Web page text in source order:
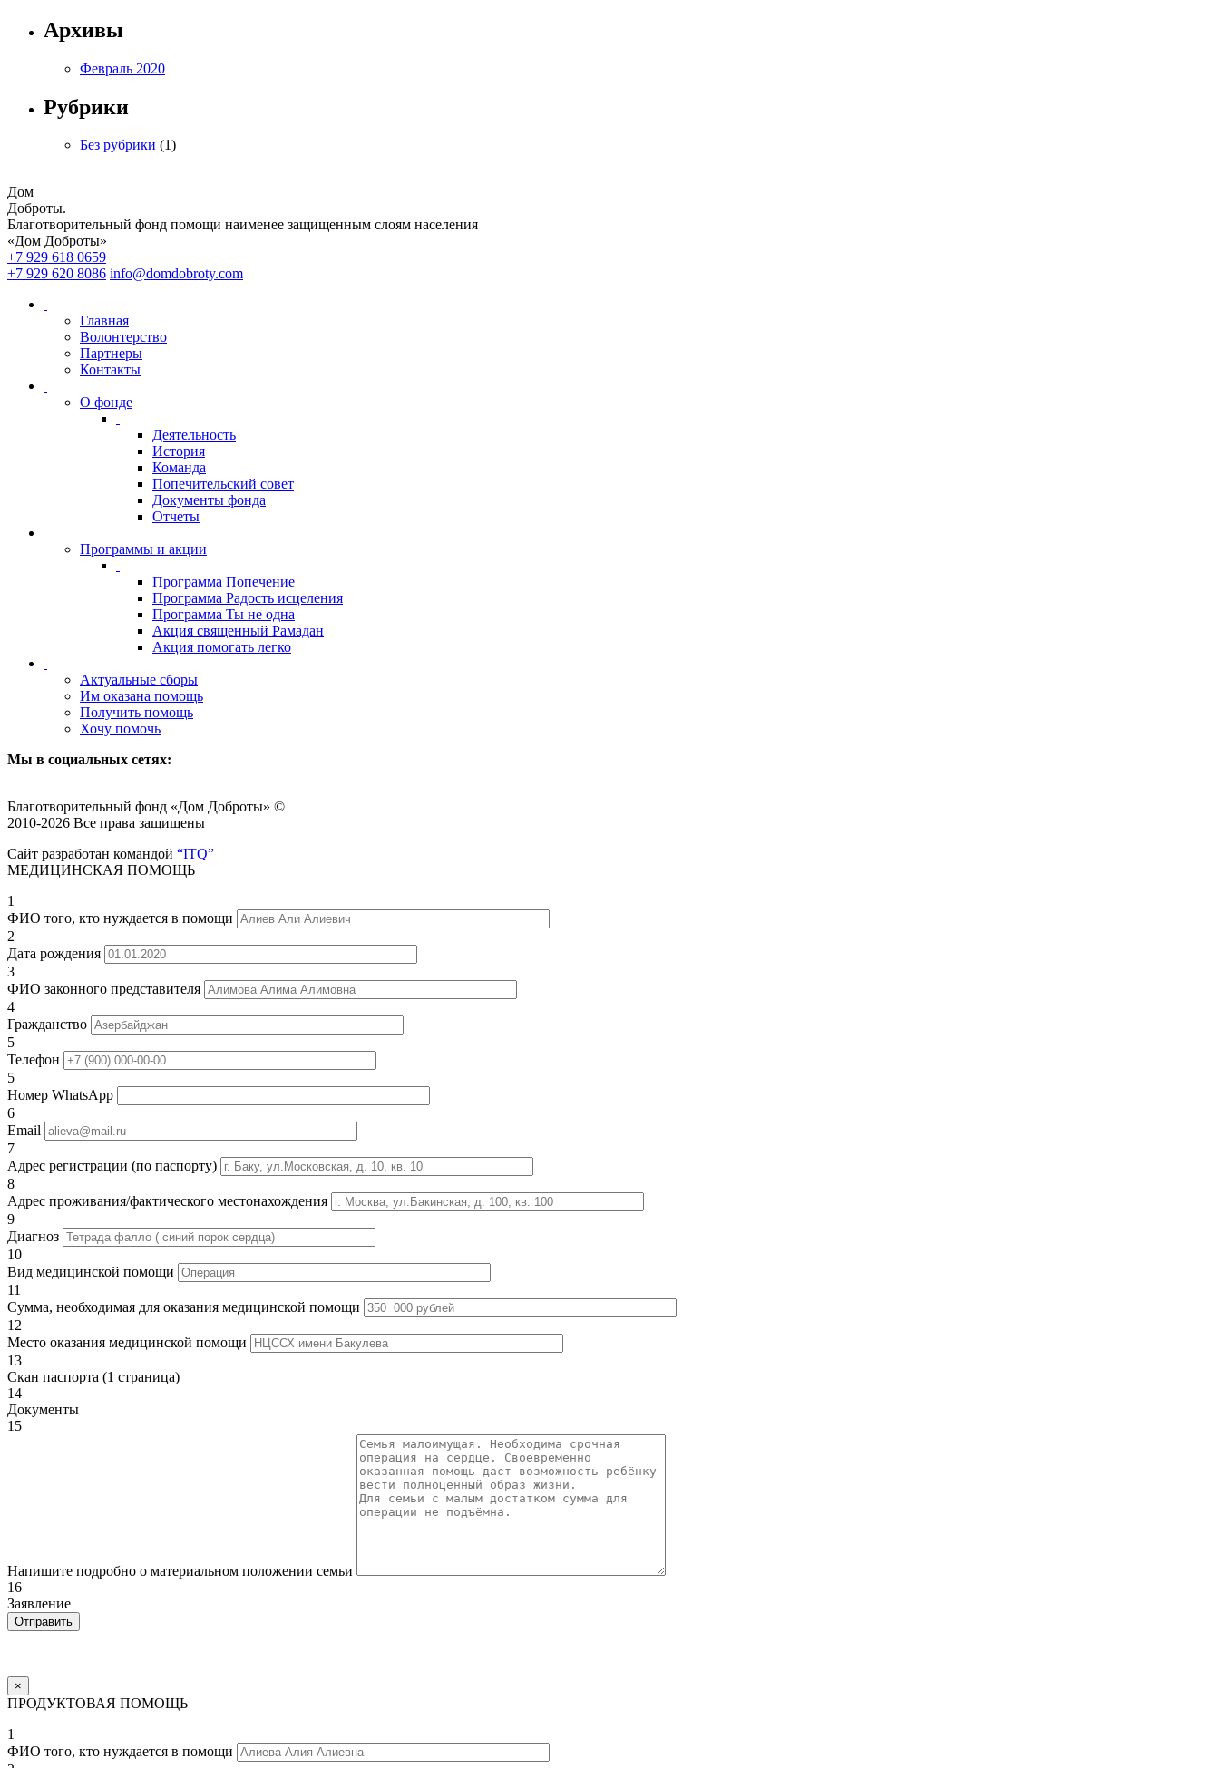
Архивы
Февраль 2020
Рубрики
Без рубрики (1)
Дом
Доброты.
Благотворительный фонд помощи наименее защищенным слоям населения
«Дом Доброты»
+7 929 618 0659
+7 929 620 8086 info@domdobroty.com
Главная
Волонтерство
Партнеры
Контакты
О фонде
Деятельность
История
Команда
Попечительский совет
Документы фонда
Отчеты
Программы и акции
Программа Попечение
Программа Радость исцеления
Программа Ты не одна
Акция священный Рамадан
Акция помогать легко
Актуальные сборы
Им оказана помощь
Получить помощь
Хочу помочь
Мы в социальных сетях:
Благотворительный фонд «Дом Доброты» ©
2010-2026 Все права защищены
Сайт разработан командой “ITQ”
МЕДИЦИНСКАЯ ПОМОЩЬ
1
ФИО того, кто нуждается в помощи
2
Дата рождения
3
ФИО законного представителя
4
Гражданство
5
Телефон
5
Номер WhatsApp
6
Email
7
Адрес регистрации (по паспорту)
8
Адрес проживания/фактического местонахождения
9
Диагноз
10
Вид медицинской помощи
11
Сумма, необходимая для оказания медицинской помощи
12
Место оказания медицинской помощи
13
Скан паспорта (1 страница)
14
Документы
15
Напишите подробно о материальном положении семьи
16
Заявление
×
ПРОДУКТОВАЯ ПОМОЩЬ
1
ФИО того, кто нуждается в помощи